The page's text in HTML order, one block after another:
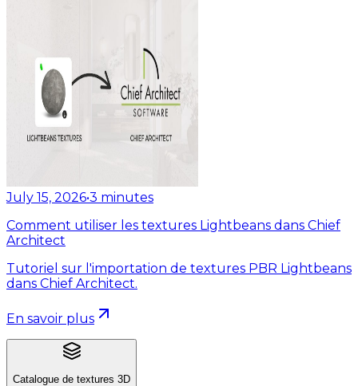
July 15, 2026•3 minutes
Comment utiliser les textures Lightbeans dans Chief
Architect
Tutoriel sur l'importation de textures PBR Lightbeans
dans Chief Architect.
En savoir plus
Catalogue de textures 3D